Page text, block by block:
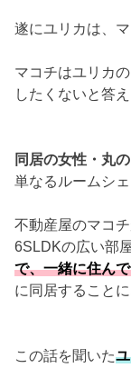
遂にユリカは、
マコチはユリカ
したくないと答え
同居の女性・丸
単なるルームシェ
不動産屋のマコ
6SLDKの広い部
で、一緒に住ん
に同居することに
この話を聞いた